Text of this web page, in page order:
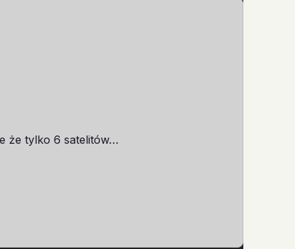
że tylko 6 satelitów…